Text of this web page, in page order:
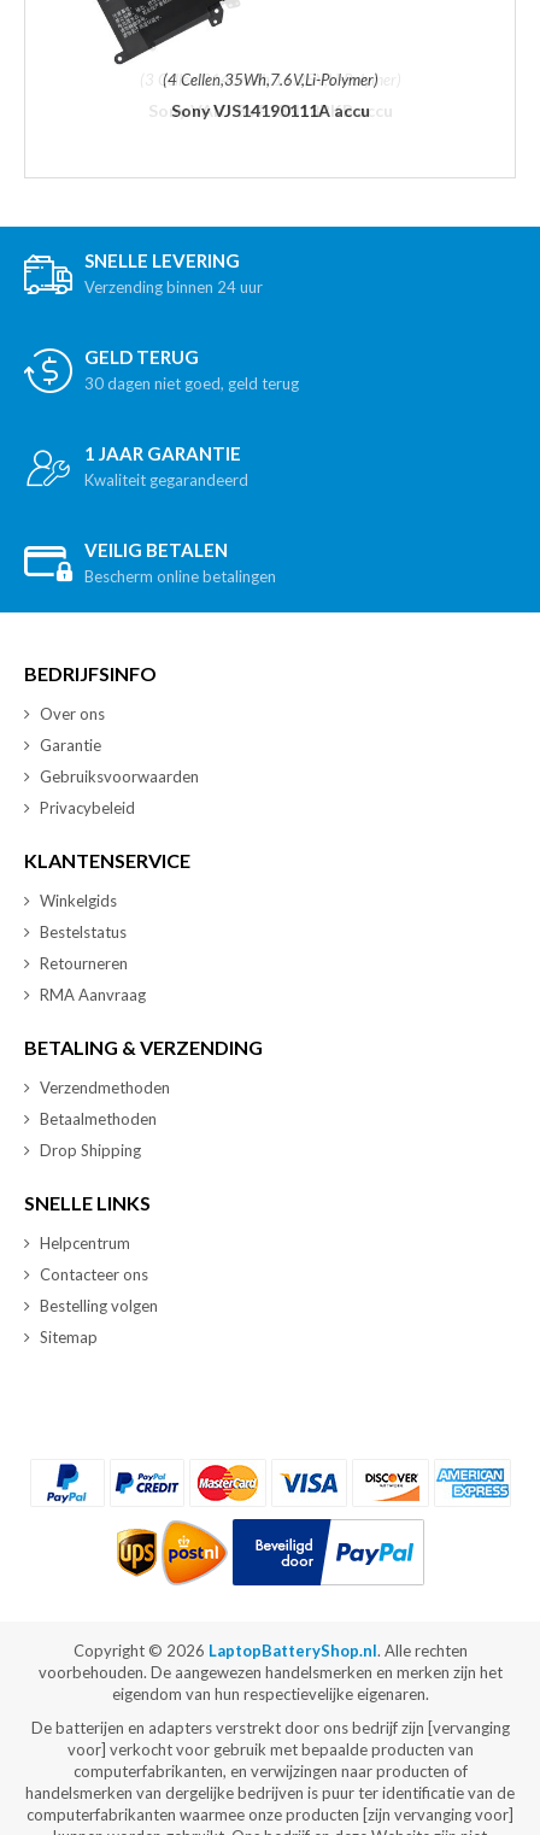
(4 Cellen,35Wh,7.6V,Li-Polymer)
Sony VJS14190111A accu
SNELLE LEVERING
Verzending binnen 24 uur
GELD TERUG
30 dagen niet goed, geld terug
1 JAAR GARANTIE
Kwaliteit gegarandeerd
VEILIG BETALEN
Bescherm online betalingen
BEDRIJFSINFO
Over ons
Garantie
Gebruiksvoorwaarden
Privacybeleid
KLANTENSERVICE
Winkelgids
Bestelstatus
Retourneren
RMA Aanvraag
BETALING & VERZENDING
Verzendmethoden
Betaalmethoden
Drop Shipping
SNELLE LINKS
Helpcentrum
Contacteer ons
Bestelling volgen
Sitemap
Copyright © 2026 LaptopBatteryShop.nl. Alle rechten
voorbehouden. De aangewezen handelsmerken en merken zijn het
eigendom van hun respectievelijke eigenaren.
De batterijen en adapters verstrekt door ons bedrijf zijn [vervanging
voor] verkocht voor gebruik met bepaalde producten van
computerfabrikanten, en verwijzingen naar producten of
handelsmerken van dergelijke bedrijven is puur ter identificatie van de
computerfabrikanten waarmee onze producten [zijn vervanging voor]